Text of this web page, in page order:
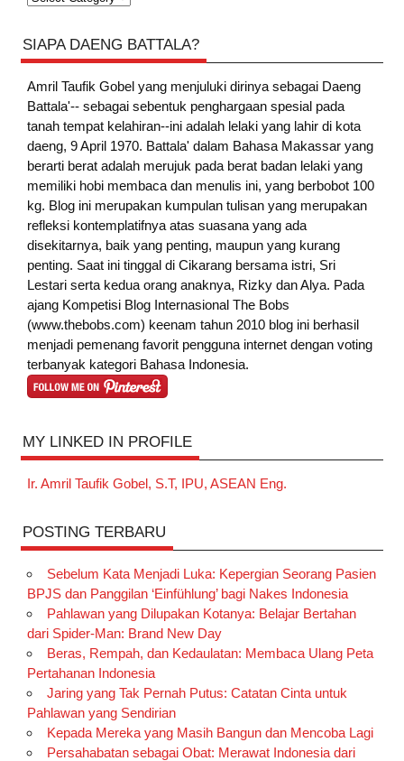
SIAPA DAENG BATTALA?
Amril Taufik Gobelyang menjuluki dirinya sebagai Daeng
Battala'-- sebagai sebentuk penghargaan spesial pada
tanah tempat kelahiran--ini adalah lelaki yang lahir di kota
daeng, 9 April 1970. Battala' dalam Bahasa Makassar yang
berarti berat adalah merujuk pada berat badan lelaki yang
memiliki hobi membaca dan menulis ini, yang berbobot 100
kg. Blog ini merupakan kumpulan tulisan yang merupakan
refleksi kontemplatifnya atas suasana yang ada
disekitarnya, baik yang penting, maupun yang kurang
penting. Saat ini tinggal di Cikarang bersama istri, Sri
Lestari serta kedua orang anaknya, Rizky dan Alya. Pada
ajang Kompetisi Blog Internasional The Bobs
(www.thebobs.com) keenam tahun 2010 blog ini berhasil
menjadi pemenang favorit pengguna internet dengan voting
terbanyak kategori Bahasa Indonesia.
MY LINKED IN PROFILE
Ir. Amril Taufik Gobel, S.T, IPU, ASEAN Eng.
POSTING TERBARU
Sebelum Kata Menjadi Luka: Kepergian Seorang Pasien
BPJS dan Panggilan ‘Einfühlung’ bagi Nakes Indonesia
Pahlawan yang Dilupakan Kotanya: Belajar Bertahan
dari Spider-Man: Brand New Day
Beras, Rempah, dan Kedaulatan: Membaca Ulang Peta
Pertahanan Indonesia
Jaring yang Tak Pernah Putus: Catatan Cinta untuk
Pahlawan yang Sendirian
Kepada Mereka yang Masih Bangun dan Mencoba Lagi
Persahabatan sebagai Obat: Merawat Indonesia dari